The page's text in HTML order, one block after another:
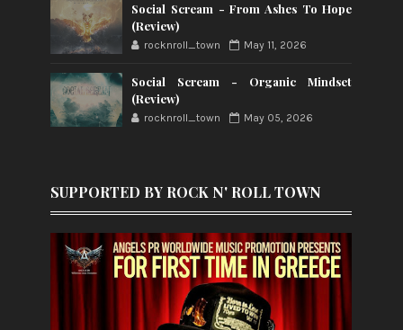
Social Scream - From Ashes To Hope
(Review)
rocknroll_town May 11, 2026
Social Scream - Organic Mindset
(Review)
rocknroll_town May 05, 2026
SUPPORTED BY ROCK N' ROLL TOWN